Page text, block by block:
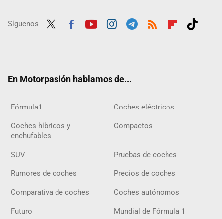
Síguenos
En Motorpasión hablamos de...
Fórmula1 Coches eléctricos
Coches híbridos y
enchufables
Compactos
SUV Pruebas de coches
Rumores de coches Precios de coches
Comparativa de coches Coches autónomos
Futuro Mundial de Fórmula 1